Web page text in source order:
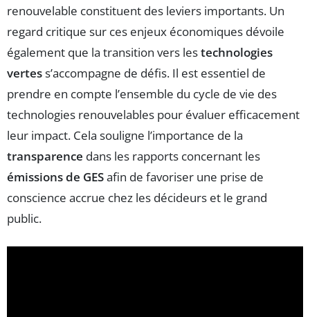
renouvelable constituent des leviers importants. Un
regard critique sur ces enjeux économiques dévoile
également que la transition vers lestechnologies
vertess’accompagne de défis. Il est essentiel de
prendre en compte l’ensemble du cycle de vie des
technologies renouvelables pour évaluer efficacement
leur impact. Cela souligne l’importance de la
transparence dans les rapports concernant les
émissions de GESafin de favoriser une prise de
conscience accrue chez les décideurs et le grand
public.